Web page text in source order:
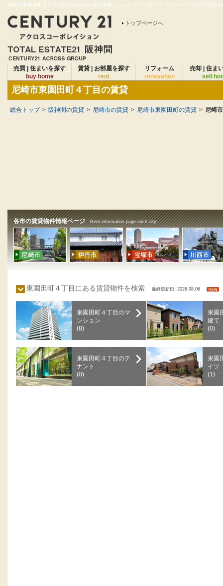
尼崎市東園田町４丁目の賃貸のための地域情報｜センチュリー21アクロスグループは仲介実績
トップページへ
売買 | 住まいを探す
buy home
賃貸 | お部屋を探す
rent
リフォーム
renovation
売却 | 住ま
sell
尼崎市東園田町４丁目の賃貸
総合トップ > 阪神間の賃貸 > 尼崎市の賃貸 > 尼崎市東園田町の賃貸 > 尼崎
各市の賃貸物件情報ページ Rent information page each city
東園田町４丁目にある賃貸物件を検索 最終更新日 2026.08.06
東園田町４丁目のマ
ンション
(8)
東園
建て
(0)
東園田町４丁目のテ
ナント
(0)
東園
イツ
(1)